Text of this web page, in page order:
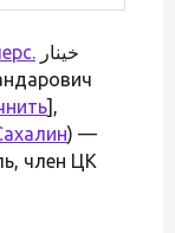
],
) —
член ЦК